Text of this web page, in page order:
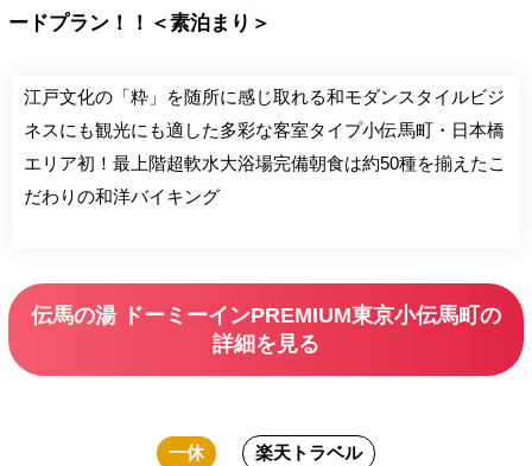
ードプラン！！＜素泊まり＞
江戸文化の「粋」を随所に感じ取れる和モダンスタイルビジ
ネスにも観光にも適した多彩な客室タイプ小伝馬町・日本橋
エリア初！最上階超軟水大浴場完備朝食は約50種を揃えたこ
だわりの和洋バイキング
伝馬の湯 ドーミーインPREMIUM東京小伝馬町の
詳細を見る
一休 楽天トラベル